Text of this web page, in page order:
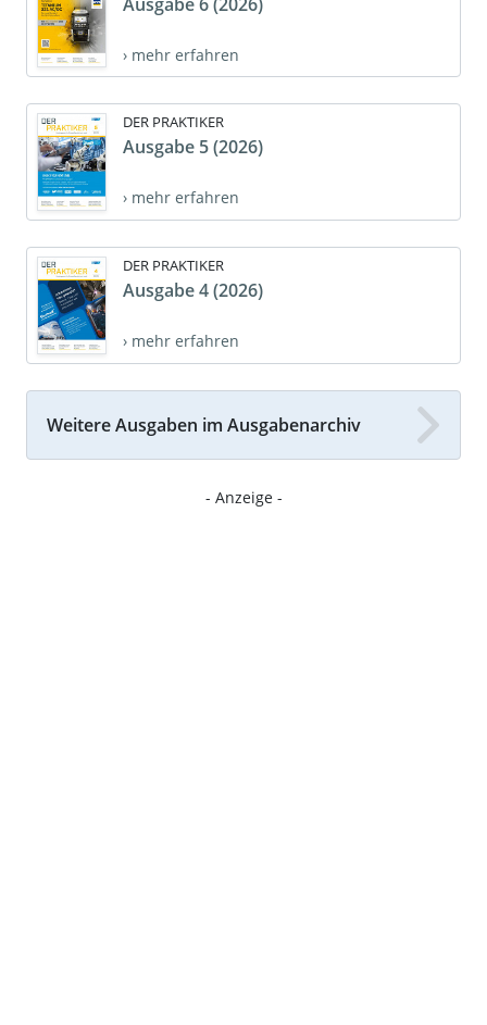
› mehr erfahren
DER PRAKTIKER
Ausgabe 5 (2026)
› mehr erfahren
DER PRAKTIKER
Ausgabe 4 (2026)
› mehr erfahren
Weitere Ausgaben im Ausgabenarchiv
- Anzeige -